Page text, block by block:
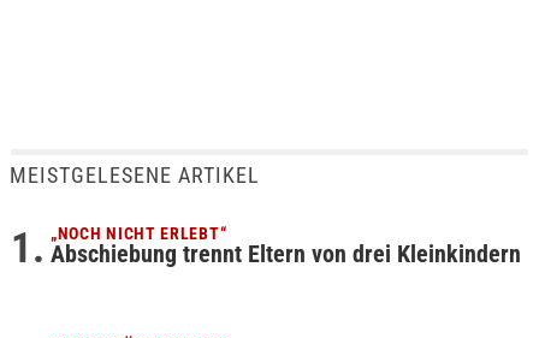
MEISTGELESENE ARTIKEL
„NOCH NICHT ERLEBT“
Abschiebung trennt Eltern von drei Kleinkindern